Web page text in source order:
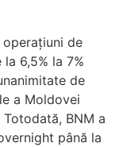
de
6,5% la 7%
de
a Moldovei
BNM a
până la